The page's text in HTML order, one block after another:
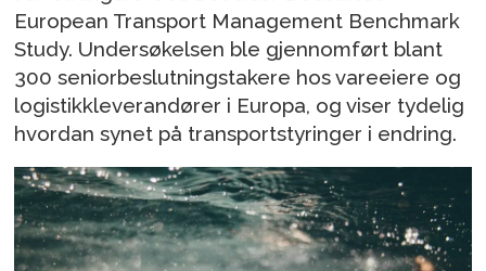
European Transport Management Benchmark
Study. Undersøkelsen ble gjennomført blant
300 seniorbeslutningstakere hos vareeiere og
logistikkleverandører i Europa, og viser tydelig
hvordan synet på transportstyringer i endring.